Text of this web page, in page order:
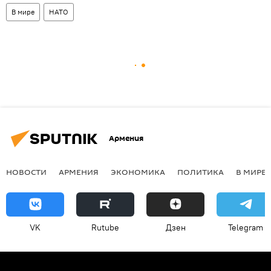
В мире НАТО
Армения
НОВОСТИ АРМЕНИЯ ЭКОНОМИКА ПОЛИТИКА В МИРЕ
VK Rutube Дзен Telegram